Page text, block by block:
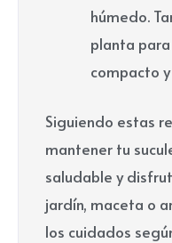
húmedo.
planta
compacto
Siguiendo estas
mantener tu
saludable y
jardín, maceta o
los cuidados